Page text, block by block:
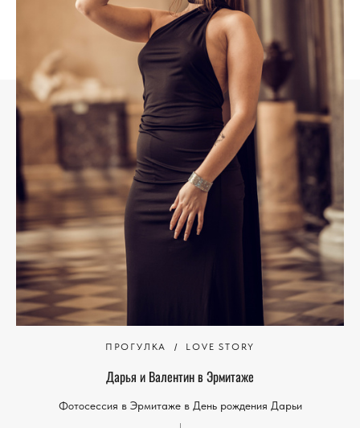
ПРОГУЛКА LOVE STORY
Дарья и Валентин в Эрмитаже
Фотосессия в Эрмитаже в День рождения Дарьи